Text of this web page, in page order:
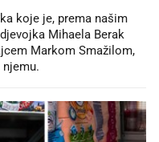
koje je, prema našim
Mihaela Berak
Markom Smažilom,